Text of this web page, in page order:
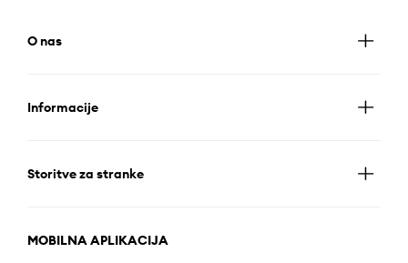
O nas
Informacije
Storitve za stranke
MOBILNA APLIKACIJA